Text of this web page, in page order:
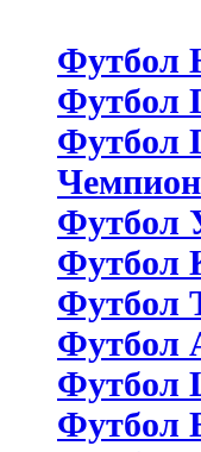
Футбол
Футбол
Футбол
Футбол
Футбол
Футбол
Футбол
Футбол
Футбол